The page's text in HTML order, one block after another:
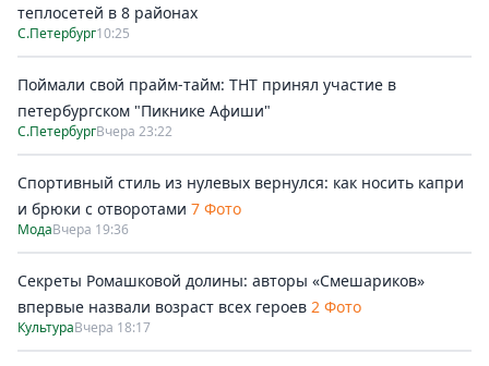
теплосетей в 8 районах
С.Петербург10:25
Поймали свой прайм-тайм: ТНТ принял участие в
петербургском "Пикнике Афиши"
С.ПетербургВчера 23:22
Спортивный стиль из нулевых вернулся: как носить капри
и брюки с отворотами 7 Фото
МодаВчера 19:36
Секреты Ромашковой долины: авторы «Смешариков»
впервые назвали возраст всех героев 2 Фото
КультураВчера 18:17